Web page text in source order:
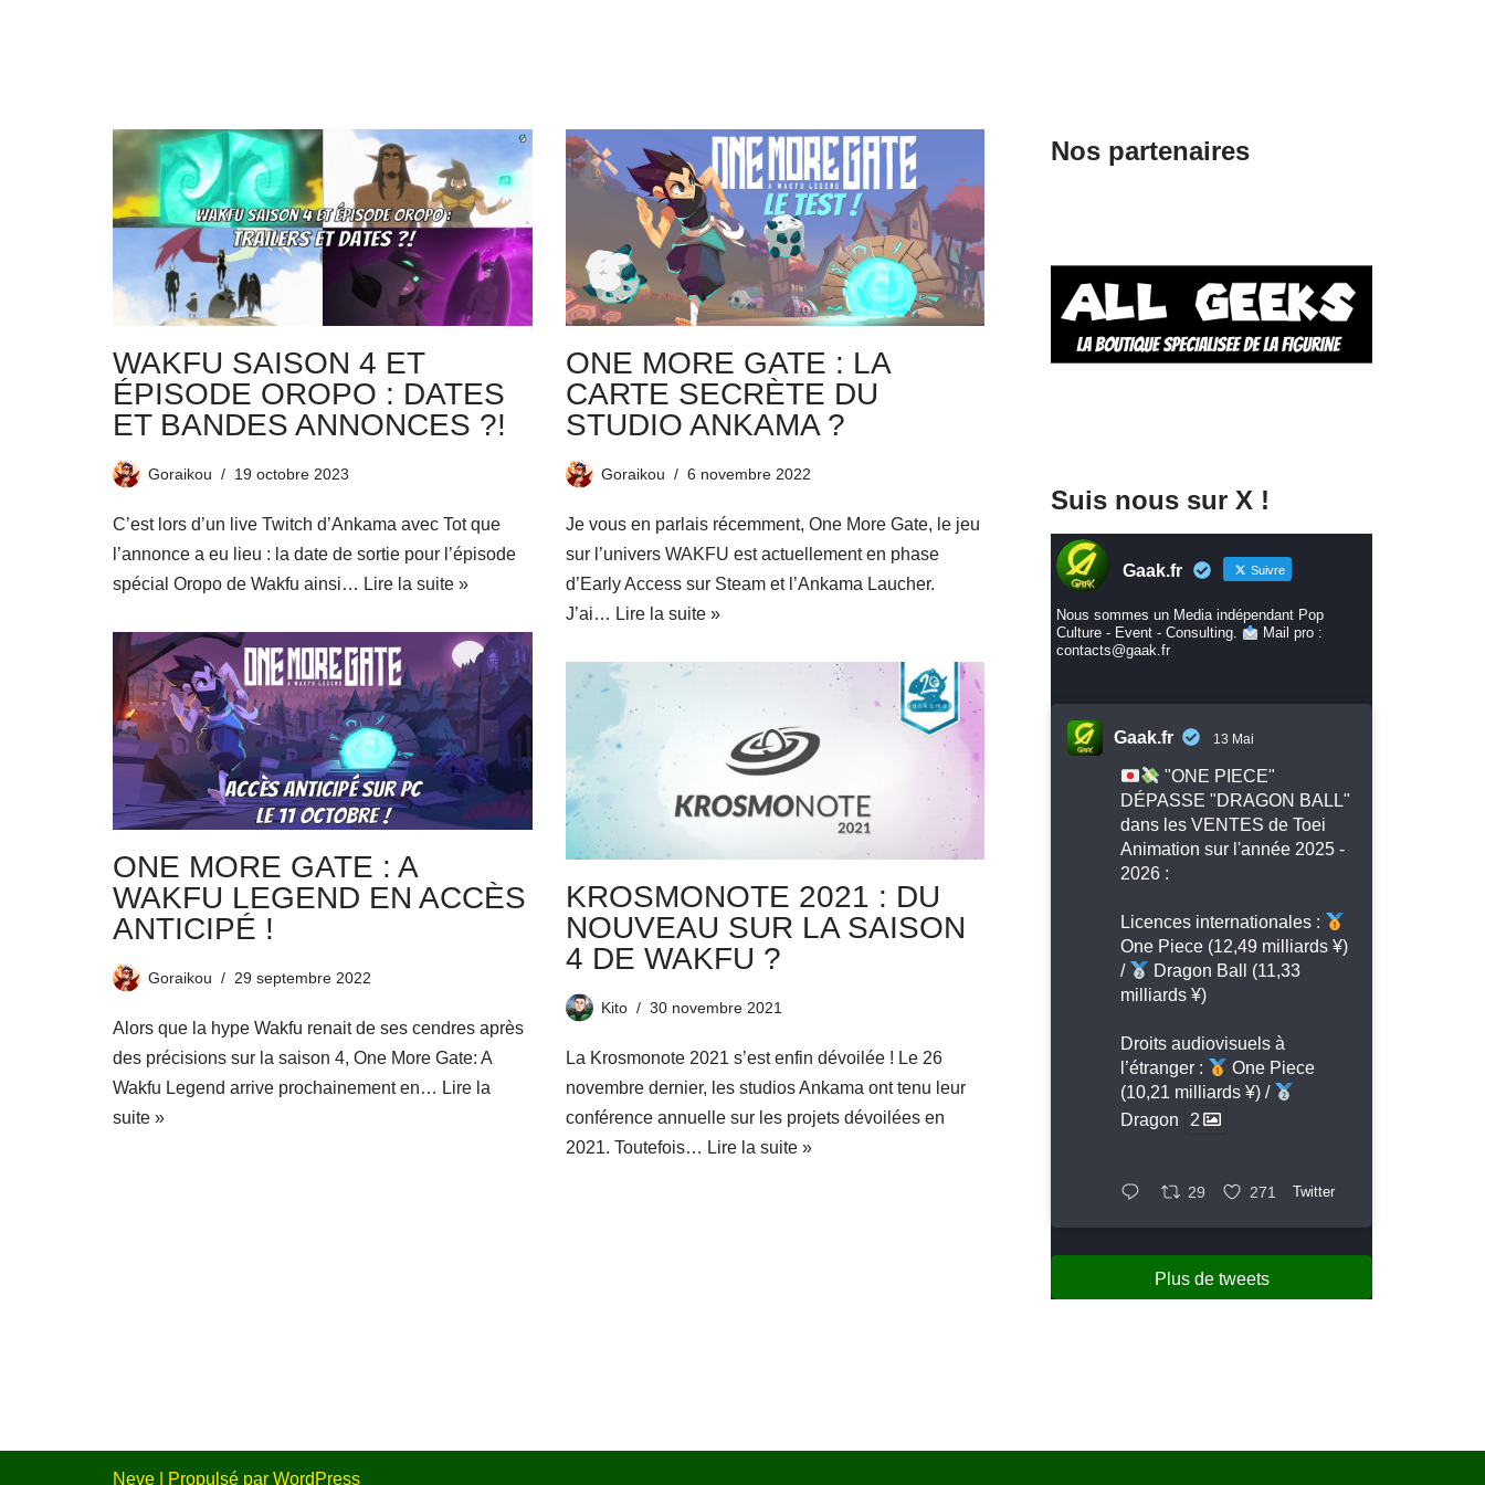
WAKFU SAISON 4 ET
ÉPISODE OROPO : DATES
ET BANDES ANNONCES ?!
Goraikou 19 octobre 2023
C’est lors d’un live Twitch d’Ankama avec Tot que
l’annonce a eu lieu : la date de sortie pour l’épisode
spécial Oropo de Wakfu ainsi… Lire la suite »
ONE MORE GATE : LA
CARTE SECRÈTE DU
STUDIO ANKAMA ?
Goraikou 6 novembre 2022
Je vous en parlais récemment, One More Gate, le jeu
sur l’univers WAKFU est actuellement en phase
d’Early Access sur Steam et l’Ankama Laucher.
J’ai… Lire la suite »
ONE MORE GATE : A
WAKFU LEGEND EN ACCÈS
ANTICIPÉ !
Goraikou 29 septembre 2022
Alors que la hype Wakfu renait de ses cendres après
des précisions sur la saison 4, One More Gate: A
Wakfu Legend arrive prochainement en… Lire la
suite »
KROSMONOTE 2021 : DU
NOUVEAU SUR LA SAISON
4 DE WAKFU ?
Kito 30 novembre 2021
La Krosmonote 2021 s’est enfin dévoilée ! Le 26
novembre dernier, les studios Ankama ont tenu leur
conférence annuelle sur les projets dévoilées en
2021. Toutefois… Lire la suite »
Nos partenaires
Suis nous sur X !
Gaak.fr Suivre
Nous sommes un Media indépendant Pop
Culture - Event - Consulting.
Mail pro :
contacts@gaak.fr
Gaak.fr 13 Mai
"ONE PIECE"
DÉPASSE "DRAGON BALL"
dans les VENTES de Toei
Animation sur l'année 2025 -
2026 :
Licences internationales :
One Piece (12,49 milliards ¥)
/
Dragon Ball (11,33
milliards ¥)
Droits audiovisuels à
l’étranger :
One Piece
(10,21 milliards ¥) /
Dragon
2
29 271 Twitter
Plus de tweets
Neve | Propulsé par WordPress